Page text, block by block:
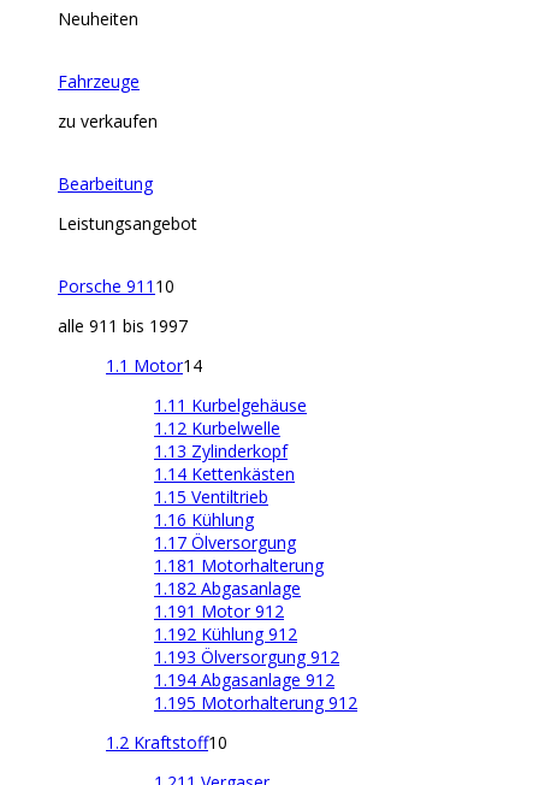
Neuheiten
Fahrzeuge
zu verkaufen
Bearbeitung
Leistungsangebot
Porsche 911 10
alle 911 bis 1997
1.1 Motor14
1.11 Kurbelgehäuse
1.12 Kurbelwelle
1.13 Zylinderkopf
1.14 Kettenkästen
1.15 Ventiltrieb
1.16 Kühlung
1.17 Ölversorgung
1.181 Motorhalterung
1.182 Abgasanlage
1.191 Motor 912
1.192 Kühlung 912
1.193 Ölversorgung 912
1.194 Abgasanlage 912
1.195 Motorhalterung 912
1.2 Kraftstoff10